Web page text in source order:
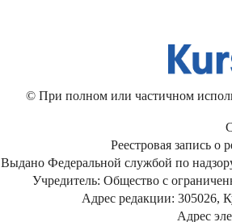
© При полном или частичном
Реестровая запись
Выдано Федеральной службой по
Учредитель: Общество с
Адрес редакции: 305026,
Адрес